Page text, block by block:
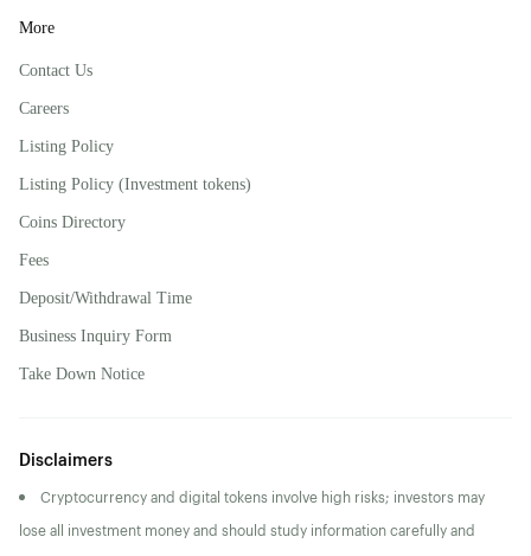
More
Contact Us
Careers
Listing Policy
Listing Policy (Investment tokens)
Coins Directory
Fees
Deposit/Withdrawal Time
Business Inquiry Form
Take Down Notice
Disclaimers
Cryptocurrency and digital tokens involve high risks; investors may
lose all investment money and should study information carefully and